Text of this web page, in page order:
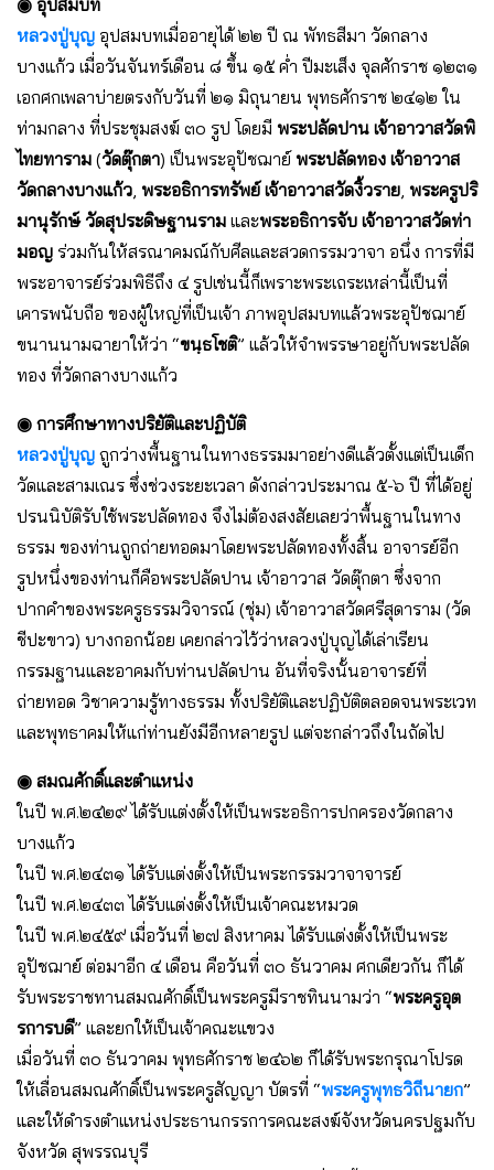
◉ อุปสมบท
หลวงปู่บุญ อุปสมบทเมื่ออายุได้ ๒๒ ปี ณ พัทธสีมา วัดกลาง
บางแก้ว เมื่อวันจันทร์เดือน ๘ ขึ้น ๑๕ ค่ำ ปีมะเส็ง จุลศักราช ๑๒๓๑
เอกศกเพลาบ่ายตรงกับวันที่ ๒๑ มิถุนายน พุทธศักราช ๒๔๑๒ ใน
ท่ามกลาง ที่ประชุมสงฆ์ ๓๐ รูป โดยมี พระปลัดปาน เจ้าอาวาสวัดพิ
ไทยทาราม (วัดตุ๊กตา) เป็นพระอุปัชฌาย์ พระปลัดทอง เจ้าอาวาส
วัดกลางบางแก้ว, พระอธิการทรัพย์ เจ้าอาวาสวัดงิ้วราย, พระครูปริ
มานุรักษ์ วัดสุประดิษฐานราม และพระอธิการจับ เจ้าอาวาสวัดท่า
มอญ ร่วมกันให้สรณาคมณ์กับศีลและสวดกรรมวาจา อนึ่ง การที่มี
พระอาจารย์ร่วมพิธีถึง ๔ รูปเช่นนี้ก็เพราะพระเถระเหล่านี้เป็นที่
เคารพนับถือ ของผู้ใหญ่ที่เป็นเจ้า ภาพอุปสมบทแล้วพระอุปัชฌาย์
ขนานนามฉายาให้ว่า “ขนฺธโชติ” แล้วให้จำพรรษาอยู่กับพระปลัด
ทอง ที่วัดกลางบางแก้ว
◉ การศึกษาทางปริยัติและปฏิบัติ
หลวงปู่บุญ ถูกว่างพื้นฐานในทางธรรมมาอย่างดีแล้วตั้งแต่เป็นเด็ก
วัดและสามเณร ซึ่งช่วงระยะเวลา ดังกล่าวประมาณ ๕-๖ ปี ที่ได้อยู่
ปรนนิบัติรับใช้พระปลัดทอง จึงไม่ต้องสงสัยเลยว่าพื้นฐานในทาง
ธรรม ของท่านถูกถ่ายทอดมาโดยพระปลัดทองทั้งสิ้น อาจารย์อีก
รูปหนึ่งของท่านก็คือพระปลัดปาน เจ้าอาวาส วัดตุ๊กตา ซึ่งจาก
ปากคำของพระครูธรรมวิจารณ์ (ชุ่ม) เจ้าอาวาสวัดศรีสุดาราม (วัด
ชีปะขาว) บางกอกน้อย เคยกล่าวไว้ว่าหลวงปู่บุญได้เล่าเรียน
กรรมฐานและอาคมกับท่านปลัดปาน อันที่จริงนั้นอาจารย์ที่
ถ่ายทอด วิชาความรู้ทางธรรม ทั้งปริยัติและปฏิบัติตลอดจนพระเวท
และพุทธาคมให้แก่ท่านยังมีอีกหลายรูป แต่จะกล่าวถึงในถัดไป
◉ สมณศักดิ์และตำแหน่ง
ในปี พ.ศ.๒๔๒๙ ได้รับแต่งตั้งให้เป็นพระอธิการปกครองวัดกลาง
บางแก้ว
ในปี พ.ศ.๒๔๓๑ ได้รับแต่งตั้งให้เป็นพระกรรมวาจาจารย์
ในปี พ.ศ.๒๔๓๓ ได้รับแต่งตั้งให้เป็นเจ้าคณะหมวด
ในปี พ.ศ.๒๔๕๙ เมื่อวันที่ ๒๗ สิงหาคม ได้รับแต่งตั้งให้เป็นพระ
อุปัชฌาย์ ต่อมาอีก ๔ เดือน คือวันที่ ๓๐ ธันวาคม ศกเดียวกัน ก็ได้
รับพระราชทานสมณศักดิ์เป็นพระครูมีราชทินนามว่า “พระครูอุต
รการบดี” และยกให้เป็นเจ้าคณะแขวง
เมื่อวันที่ ๓๐ ธันวาคม พุทธศักราช ๒๔๖๒ ก็ได้รับพระกรุณาโปรด
ให้เลื่อนสมณศักดิ์เป็นพระครูสัญญา บัตรที่ “พระครูพุทธวิถีนายก”
และให้ดำรงตำแหน่งประธานกรรการคณะสงฆ์จังหวัดนครปฐมกับ
จังหวัด สุพรรณบุรี